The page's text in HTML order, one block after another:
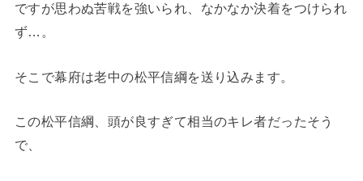
ですが思わぬ苦戦を強いられ、なかなか決着をつけられ
ず…。
そこで幕府は老中の松平信綱を送り込みます。
この松平信綱、頭が良すぎて相当のキレ者だったそう
で、